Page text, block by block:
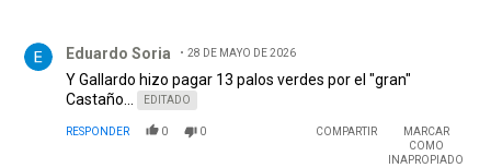
Eduardo Soria 28 DE MAYO DE 2026
Y Gallardo hizo pagar 13 palos verdes por el "gran"
Castaño...
EDITADO
RESPONDER 0 0 COMPARTIR
MARCAR
COMO
INAPROPIADO